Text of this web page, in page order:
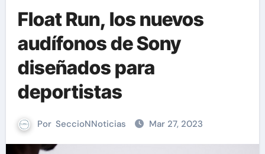
Float Run, los nuevos
audífonos de Sony
diseñados para
deportistas
Por SeccioNNoticias Mar 27, 2023